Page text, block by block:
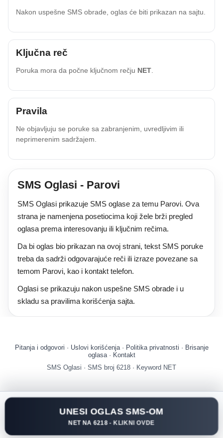
Nakon uspešne SMS obrade, oglas će biti prikazan na sajtu.
Ključna reč
Poruka mora da počne ključnom rečju NET
Pravila
Ne objavljuju se poruke sa zabranjenim, uvredljivim ili
neprimerenim sadržajem.
SMS Oglasi - Parovi
SMS Oglasi prikazuje SMS oglase za temu Parovi. Ova
strana je namenjena posetiocima koji žele brži pregled
oglasa prema interesovanju ili ključnim rečima.
Da bi oglas bio prikazan na ovoj strani, tekst SMS poruke
treba da sadrži odgovarajuće reči ili izraze povezane sa
temom Parovi, kao i kontakt telefon.
Oglasi se prikazuju nakon uspešne SMS obrade i u
skladu sa pravilima korišćenja sajta.
Pitanja i odgovori · Uslovi korišćenja· Politika privatnosti · Brisanje
oglasa· Kontakt
SMS Oglasi · SMS broj 6218 · Keyword NET
UNESI OGLAS SMS-OM
NET NA 6218- KLIKNI OVDE